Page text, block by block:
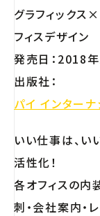
グラフィックス
フィスデザイン
発売日：2018
出版社：
パイ インターナ
いい仕事は、い
活性化！
各オフィスの内
刺・会社案内・